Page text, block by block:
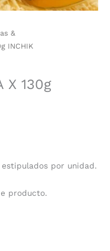
&
INCHIK
X 130g
por unidad.
producto.